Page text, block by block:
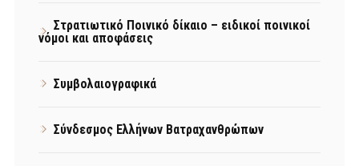
Στρατιωτικό Ποινικό δίκαιο – ειδικοί ποινικοί
νόμοι και αποφάσεις
Συμβολαιογραφικά
Σύνδεσμος Ελλήνων Βατραχανθρώπων